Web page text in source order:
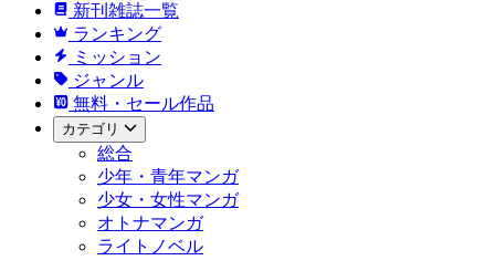
新刊雑誌一覧
ランキング
ミッション
ジャンル
無料・セール作品
カテゴリ
総合
少年・青年マンガ
少女・女性マンガ
オトナマンガ
ライトノベル